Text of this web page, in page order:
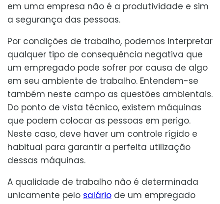
em uma empresa não é a produtividade e sim
a segurança das pessoas.
Por condições de trabalho, podemos interpretar
qualquer tipo de consequência negativa que
um empregado pode sofrer por causa de algo
em seu ambiente de trabalho. Entendem-se
também neste campo as questões ambientais.
Do ponto de vista técnico, existem máquinas
que podem colocar as pessoas em perigo.
Neste caso, deve haver um controle rígido e
habitual para garantir a perfeita utilização
dessas máquinas.
A qualidade de trabalho não é determinada
unicamente pelo salário de um empregado